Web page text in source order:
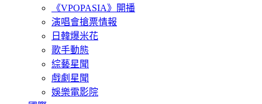
《VPOPASIA》開播
演唱會搶票情報
日韓爆米花
歌手動態
綜藝星聞
戲劇星聞
娛樂電影院